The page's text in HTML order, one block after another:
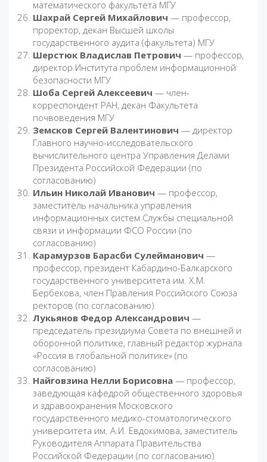
математического факультета МГУ
Шахрай Сергей Михайлович — профессор,
проректор, декан Высшей школы
государственного аудита (факультета) МГУ
Шерстюк Владислав Петрович — профессор,
директор Института проблем информационной
безопасности МГУ
Шоба Сергей Алексеевич — член-
корреспондент РАН, декан Факультета
почвоведения МГУ
Земсков Сергей Валентинович — директор
Главного научно-исследовательского
вычислительного центра Управления Делами
Президента Российской Федерации (по
согласованию)
Ильин Николай Иванович — профессор,
заместитель начальника управления
информационных систем Службы специальной
связи и информации ФСО России (по
согласованию)
Карамурзов Барасби Сулейманович —
профессор, президент Кабардино-Балкарского
государственного университета им. Х.М.
Бербекова, член Правления Российского Союза
ректоров (по согласованию)
Лукьянов Федор Александрович —
председатель президиума Совета по внешней и
оборонной политике, главный редактор журнала
«Россия в глобальной политике» (по
согласованию)
Найговзина Нелли Борисовна — профессор,
заведующая кафедрой общественного здоровья
и здравоохранения Московского
государственного медико-стоматологического
университета им. А.И. Евдокимова, заместитель
Руководителя Аппарата Правительства
Российской Федерации (по согласованию)